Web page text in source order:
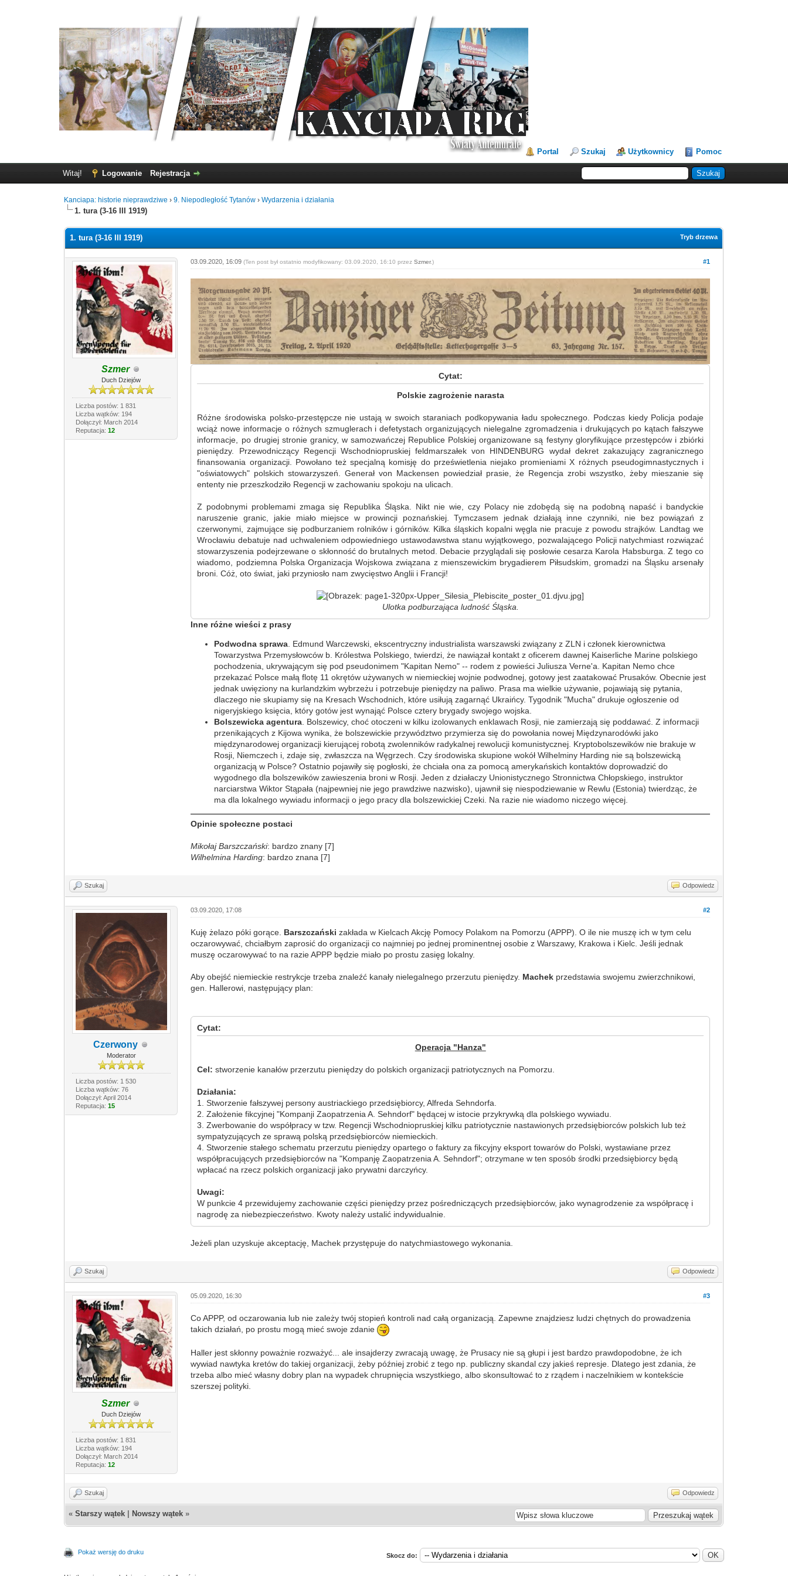
Portal Szukaj Użytkownicy Pomoc
Witaj! Logowanie Rejestracja
Kanciapa: historie nieprawdziwe ›9. Niepodległość Tytanów ›Wydarzenia i działania
1. tura (3-16 III 1919)
Tryb drzewa
1. tura (3-16 III 1919)
Szmer
Duch Dziejów
Liczba postów: 1 831
Liczba wątków: 194
Dołączył: March 2014
Reputacja: 12
#1
03.09.2020, 16:09(Ten post był ostatnio modyfikowany: 03.09.2020, 16:10 przezSzmer.)
Cytat:
Polskie zagrożenie narasta
Różne środowiska polsko-przestępcze nie ustają w swoich staraniach podkopywania ładu społecznego. Podczas kiedy Policja podaje
wciąż nowe informacje o różnych szmuglerach i defetystach organizujących nielegalne zgromadzenia i drukujących po kątach fałszywe
informacje, po drugiej stronie granicy, w samozwańczej Republice Polskiej organizowane są festyny gloryfikujące przestępców i zbiórki
pieniędzy. Przewodniczący Regencji Wschodniopruskiej feldmarszałek von HINDENBURG wydał dekret zakazujący zagranicznego
finansowania organizacji. Powołano też specjalną komisję do prześwietlenia niejako promieniami X różnych pseudogimnastycznych i
"oświatowych" polskich stowarzyszeń. Generał von Mackensen powiedział prasie, że Regencja zrobi wszystko, żeby mieszanie się
ententy nie przeszkodziło Regencji w zachowaniu spokoju na ulicach.
Z podobnymi problemami zmaga się Republika Śląska. Nikt nie wie, czy Polacy nie zdobędą się na podobną napaść i bandyckie
naruszenie granic, jakie miało miejsce w prowincji poznańskiej. Tymczasem jednak działają inne czynniki, nie bez powiązań z
czerwonymi, zajmujące się podburzaniem rolników i górników. Kilka śląskich kopalni węgla nie pracuje z powodu strajków. Landtag we
Wrocławiu debatuje nad uchwaleniem odpowiedniego ustawodawstwa stanu wyjątkowego, pozwalającego Policji natychmiast rozwiązać
stowarzyszenia podejrzewane o skłonność do brutalnych metod. Debacie przyglądali się posłowie cesarza Karola Habsburga. Z tego co
wiadomo, podziemna Polska Organizacja Wojskowa związana z mienszewickim brygadierem Piłsudskim, gromadzi na Śląsku arsenały
broni. Cóż, oto świat, jaki przyniosło nam zwycięstwo Anglii i Francji!
Ulotka podburzająca ludność Śląska.
Inne różne wieści z prasy
Podwodna sprawa . Edmund Warczewski, ekscentryczny industrialista warszawski związany z ZLN i członek kierownictwa
Towarzystwa Przemysłowców b. Królestwa Polskiego, twierdzi, że nawiązał kontakt z oficerem dawnej Kaiserliche Marine polskiego
pochodzenia, ukrywającym się pod pseudonimem "Kapitan Nemo" -- rodem z powieści Juliusza Verne'a. Kapitan Nemo chce
przekazać Polsce małą flotę 11 okrętów używanych w niemieckiej wojnie podwodnej, gotowy jest zaatakować Prusaków. Obecnie jest
jednak uwięziony na kurlandzkim wybrzeżu i potrzebuje pieniędzy na paliwo. Prasa ma wielkie używanie, pojawiają się pytania,
dlaczego nie skupiamy się na Kresach Wschodnich, które usiłują zagarnąć Ukraińcy. Tygodnik "Mucha" drukuje ogłoszenie od
nigeryjskiego księcia, który gotów jest wynająć Polsce cztery brygady swojego wojska.
Bolszewicka agentura . Bolszewicy, choć otoczeni w kilku izolowanych enklawach Rosji, nie zamierzają się poddawać. Z informacji
przenikających z Kijowa wynika, że bolszewickie przywództwo przymierza się do powołania nowej Międzynarodówki jako
międzynarodowej organizacji kierującej robotą zwolenników radykalnej rewolucji komunistycznej. Kryptobolszewików nie brakuje w
Rosji, Niemczech i, zdaje się, zwłaszcza na Węgrzech. Czy środowiska skupione wokół Wilhelminy Harding nie są bolszewicką
organizacją w Polsce? Ostatnio pojawiły się pogłoski, że chciała ona za pomocą amerykańskich kontaktów doprowadzić do
wygodnego dla bolszewików zawieszenia broni w Rosji. Jeden z działaczy Unionistycznego Stronnictwa Chłopskiego, instruktor
narciarstwa Wiktor Stąpała (najpewniej nie jego prawdziwe nazwisko), ujawnił się niespodziewanie w Rewlu (Estonia) twierdząc, że
ma dla lokalnego wywiadu informacji o jego pracy dla bolszewickiej Czeki. Na razie nie wiadomo niczego więcej.
Opinie społeczne postaci
Mikołaj Barszczański: bardzo znany [7]
Wilhelmina Harding: bardzo znana [7]
Szukaj Odpowiedz
Czerwony
Moderator
Liczba postów: 1 530
Liczba wątków: 76
Dołączył: April 2014
Reputacja: 15
#2
03.09.2020, 17:08
Kuję żelazo póki gorące. Barszczański zakłada w Kielcach Akcję Pomocy Polakom na Pomorzu (APPP). O ile nie muszę ich w tym celu
oczarowywać, chciałbym zaprosić do organizacji co najmniej po jednej prominentnej osobie z Warszawy, Krakowa i Kielc. Jeśli jednak
muszę oczarowywać to na razie APPP będzie miało po prostu zasięg lokalny.
Aby obejść niemieckie restrykcje trzeba znaleźć kanały nielegalnego przerzutu pieniędzy. Machek przedstawia swojemu zwierzchnikowi,
gen. Hallerowi, następujący plan:
Cytat:
Operacja "Hanza"
Cel: stworzenie kanałów przerzutu pieniędzy do polskich organizacji patriotycznych na Pomorzu.
Działania:
1. Stworzenie fałszywej persony austriackiego przedsiębiorcy, Alfreda Sehndorfa.
2. Założenie fikcyjnej "Kompanji Zaopatrzenia A. Sehndorf" będącej w istocie przykrywką dla polskiego wywiadu.
3. Zwerbowanie do współpracy w tzw. Regencji Wschodniopruskiej kilku patriotycznie nastawionych przedsiębiorców polskich lub też
sympatyzujących ze sprawą polską przedsiębiorców niemieckich.
4. Stworzenie stałego schematu przerzutu pieniędzy opartego o faktury za fikcyjny eksport towarów do Polski, wystawiane przez
współpracujących przedsiębiorców na "Kompanję Zaopatrzenia A. Sehndorf"; otrzymane w ten sposób środki przedsiębiorcy będą
wpłacać na rzecz polskich organizacji jako prywatni darczyńcy.
Uwagi:
W punkcie 4 przewidujemy zachowanie części pieniędzy przez pośredniczących przedsiębiorców, jako wynagrodzenie za współpracę i
nagrodę za niebezpieczeństwo. Kwoty należy ustalić indywidualnie.
Jeżeli plan uzyskuje akceptację, Machek przystępuje do natychmiastowego wykonania.
Szukaj Odpowiedz
Szmer
Duch Dziejów
Liczba postów: 1 831
Liczba wątków: 194
Dołączył: March 2014
Reputacja: 12
#3
05.09.2020, 16:30
Co APPP, od oczarowania lub nie zależy twój stopień kontroli nad całą organizacją. Zapewne znajdziesz ludzi chętnych do prowadzenia
takich działań, po prostu mogą mieć swoje zdanie
Haller jest skłonny poważnie rozważyć... ale insajderzy zwracają uwagę, że Prusacy nie są głupi i jest bardzo prawdopodobne, że ich
wywiad nawtyka kretów do takiej organizacji, żeby później zrobić z tego np. publiczny skandal czy jakieś represje. Dlatego jest zdania, że
trzeba albo mieć własny dobry plan na wypadek chrupnięcia wszystkiego, albo skonsultować to z rządem i naczelnikiem w kontekście
szerszej polityki.
Szukaj Odpowiedz
«Starszy wątek Nowszy wątek »
Pokaż wersję do druku Skocz do: